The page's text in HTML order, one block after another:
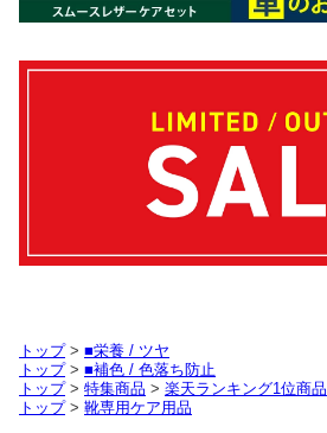
トップ> ■栄養 / ツヤ
トップ> ■補色 / 色落ち防止
トップ> 特集商品 > 楽天ランキング1位商品
トップ> 靴専用ケア用品